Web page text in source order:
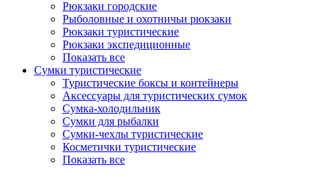
Рюкзаки городские
Рыболовные и охотничьи рюкзаки
Рюкзаки туристические
Рюкзаки экспедиционные
Показать все
Сумки туристические
Туристические боксы и контейнеры
Аксессуары для туристических сумок
Сумка-холодильник
Сумки для рыбалки
Сумки-чехлы туристические
Косметички туристические
Показать все